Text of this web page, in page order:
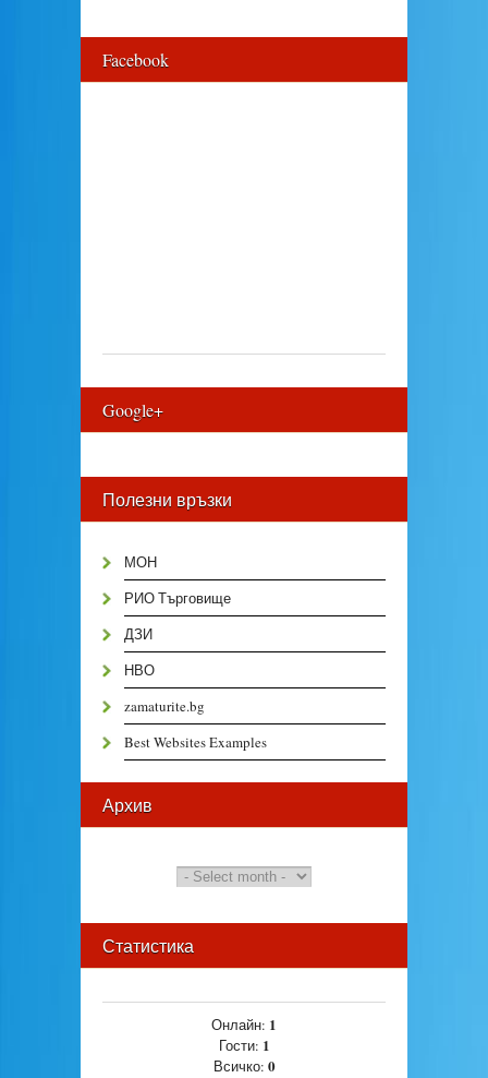
Facebook
Google+
Полезни връзки
МОН
РИО Търговище
ДЗИ
НВО
zamaturite.bg
Best Websites Examples
Архив
Статистика
Онлайн: 1
Гости: 1
Всичко: 0